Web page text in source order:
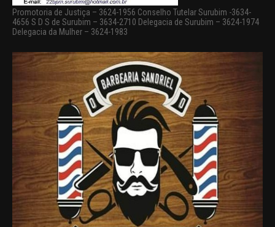
Promotoria de Justiça – 3624-1956 Conselho Tutelar Surubim -3634-
4656 S D S de Surubim – 3634-2710 Delegacia de Surubim – 3624-1974
Delegacia da Mulher – 3624-1983